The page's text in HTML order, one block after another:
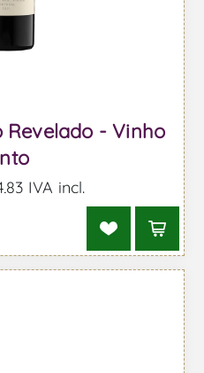
Revelado - Vinho
IVA incl.